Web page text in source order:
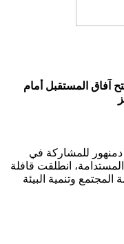
آفاق المستقبل أمام
دمنهور للمشاركة في
المستدامة، انطلقت قافلة
وتنمية البيئة